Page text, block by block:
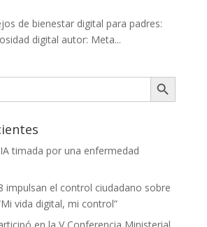
de bienestar digital para padres:
digital autor: Meta...
Botón de búsqueda
timada por una enfermedad
impulsan el control ciudadano sobre
vida digital, mi control”